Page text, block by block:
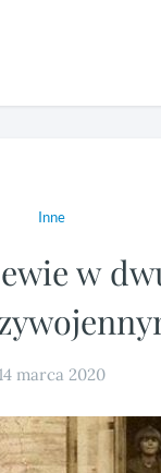
Inne
w
marca 2020